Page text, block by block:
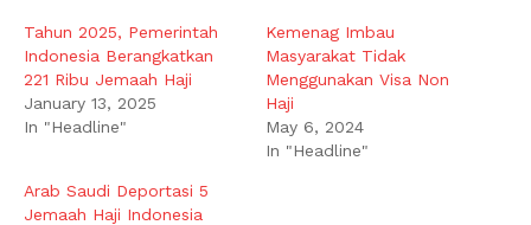
Tahun 2025, Pemerintah
Indonesia Berangkatkan
221 Ribu Jemaah Haji
January 13, 2025
In "Headline"
Kemenag Imbau
Masyarakat Tidak
Menggunakan Visa Non
Haji
May 6, 2024
In "Headline"
Arab Saudi Deportasi 5
Jemaah Haji Indonesia